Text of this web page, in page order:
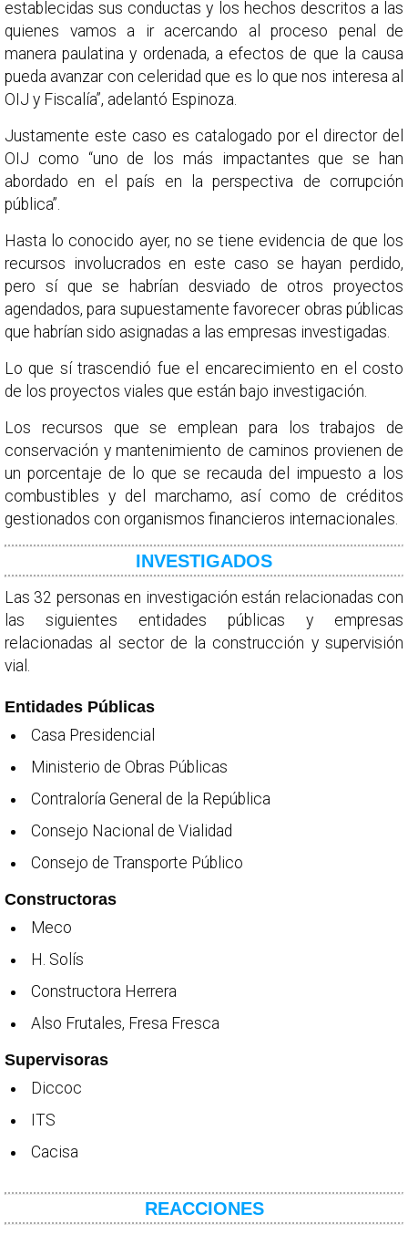
establecidas sus conductas y los hechos descritos a las
quienes vamos a ir acercando al proceso penal de
manera paulatina y ordenada, a efectos de que la causa
pueda avanzar con celeridad que es lo que nos interesa al
OIJ y Fiscalía”, adelantó Espinoza.
Justamente este caso es catalogado por el director del
OIJ como “uno de los más impactantes que se han
abordado en el país en la perspectiva de corrupción
pública”.
Hasta lo conocido ayer, no se tiene evidencia de que los
recursos involucrados en este caso se hayan perdido,
pero sí que se habrían desviado de otros proyectos
agendados, para supuestamente favorecer obras públicas
que habrían sido asignadas a las empresas investigadas.
Lo que sí trascendió fue el encarecimiento en el costo
de los proyectos viales que están bajo investigación.
Los recursos que se emplean para los trabajos de
conservación y mantenimiento de caminos provienen de
un porcentaje de lo que se recauda del impuesto a los
combustibles y del marchamo, así como de créditos
gestionados con organismos financieros internacionales.
INVESTIGADOS
Las 32 personas en investigación están relacionadas con
las siguientes entidades públicas y empresas
relacionadas al sector de la construcción y supervisión
vial.
Entidades Públicas
Casa Presidencial
Ministerio de Obras Públicas
Contraloría General de la República
Consejo Nacional de Vialidad
Consejo de Transporte Público
Constructoras
Meco
H. Solís
Constructora Herrera
Also Frutales, Fresa Fresca
Supervisoras
Diccoc
ITS
Cacisa
REACCIONES